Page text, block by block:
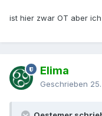
ist hier zwar OT aber
Elima
Geschrieben